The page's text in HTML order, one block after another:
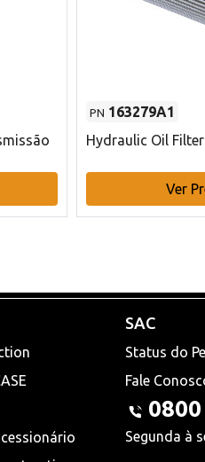
PN 163279A1
Hydraulic Oil Filter
Ver
SAC
Status do
Fale
Segunda à